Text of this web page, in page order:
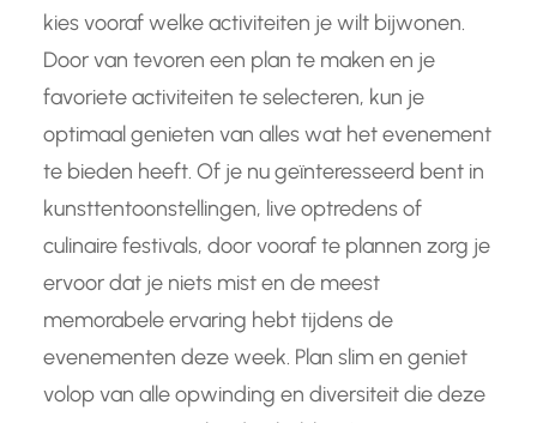
kies vooraf welke activiteiten je wilt bijwonen.
Door van tevoren een plan te maken en je
favoriete activiteiten te selecteren, kun je
optimaal genieten van alles wat het evenement
te bieden heeft. Of je nu geïnteresseerd bent in
kunsttentoonstellingen, live optredens of
culinaire festivals, door vooraf te plannen zorg je
ervoor dat je niets mist en de meest
memorabele ervaring hebt tijdens de
evenementen deze week. Plan slim en geniet
volop van alle opwinding en diversiteit die deze